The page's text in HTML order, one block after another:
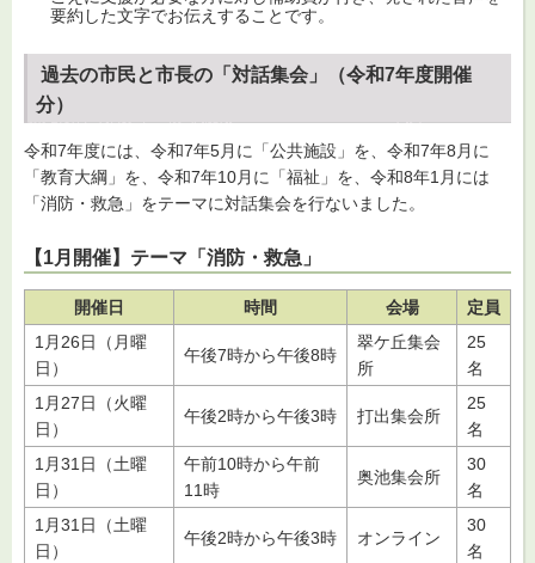
要約した文字でお伝えすることです。
過去の市民と市長の「対話集会」（令和7年度開催
分）
令和7年度には、令和7年5月に「公共施設」を、令和7年8月に
「教育大綱」を、令和7年10月に「福祉」を、令和8年1月には
「消防・救急」をテーマに対話集会を行ないました。
【1月開催】テーマ「消防・救急」
開催日 時間 会場
定員
1月26日（月曜
日）
午後7時から午後8時
翠ケ丘集会
所
25
名
1月27日（火曜
日）
午後2時から午後3時 打出集会所
25
名
1月31日（土曜
日）
午前10時から午前
11時
奥池集会所
30
名
1月31日（土曜
日）
午後2時から午後3時 オンライン
30
名